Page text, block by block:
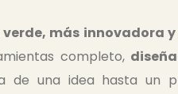
verde, más innovadora
completo,
de una idea hasta un